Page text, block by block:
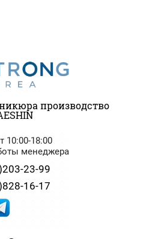
производство
10:00-18:00
менеджера
23-99
16-17